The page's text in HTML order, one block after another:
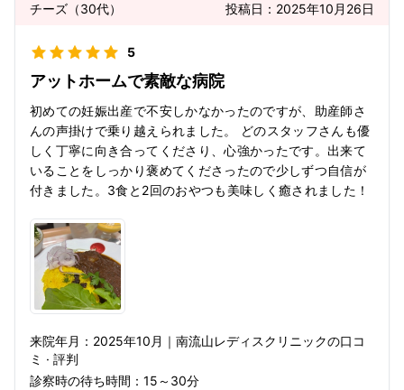
チーズ （30代） 投稿日： 2025年10月26日
5
アットホームで素敵な病院
初めての妊娠出産で不安しかなかったのですが、助産師さ
んの声掛けで乗り越えられました。 どのスタッフさんも優
しく丁寧に向き合ってくださり、心強かったです。出来て
いることをしっかり褒めてくださったので少しずつ自信が
付きました。3食と2回のおやつも美味しく癒されました！
来院年月： 2025年10月 ｜ 南流山レディスクリニックの口コ
ミ · 評判
診察時の待ち時間： 15～30分